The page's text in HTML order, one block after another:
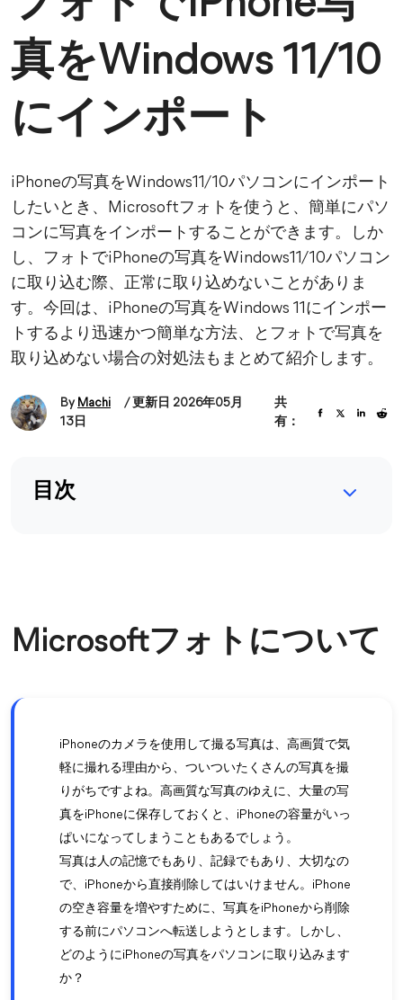
真をWindows 11/10
にインポート
iPhoneの写真をWindows11/10パソコンにインポート
したいとき、Microsoftフォトを使うと、簡単にパソ
コンに写真をインポートすることができます。しか
し、フォトでiPhoneの写真をWindows11/10パソコン
に取り込む際、正常に取り込めないことがありま
す。今回は、iPhoneの写真をWindows 11にインポー
トするより迅速かつ簡単な方法、とフォトで写真を
取り込めない場合の対処法もまとめて紹介します。
By Machi
/ 更新日 2026年05月
13日
共
有：
目次
Microsoftフォトについて
iPhoneのカメラを使用して撮る写真は、高画質で気
軽に撮れる理由から、ついついたくさんの写真を撮
りがちですよね。高画質な写真のゆえに、大量の写
真をiPhoneに保存しておくと、iPhoneの容量がいっ
ぱいになってしまうこともあるでしょう。
写真は人の記憶でもあり、記録でもあり、大切なの
で、iPhoneから直接削除してはいけません。iPhone
の空き容量を増やすために、写真をiPhoneから削除
する前にパソコンへ転送しようとします。しかし、
どのようにiPhoneの写真をパソコンに取り込みます
か？